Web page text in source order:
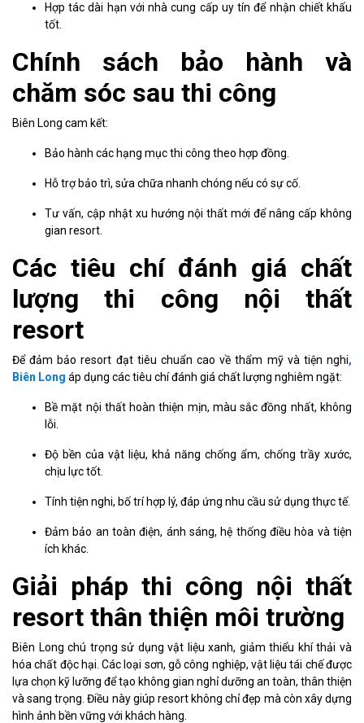
Hợp tác dài hạn với nhà cung cấp uy tín để nhận chiết khấu
tốt.
Chính sách bảo hành và
chăm sóc sau thi công
Biên Long cam kết:
Bảo hành các hạng mục thi công theo hợp đồng.
Hỗ trợ bảo trì, sửa chữa nhanh chóng nếu có sự cố.
Tư vấn, cập nhật xu hướng nội thất mới để nâng cấp không
gian resort.
Các tiêu chí đánh giá chất
lượng thi công nội thất
resort
Để đảm bảo resort đạt tiêu chuẩn cao về thẩm mỹ và tiện nghi,
Biên Long áp dụng các tiêu chí đánh giá chất lượng nghiêm ngặt:
Bề mặt nội thất hoàn thiện mịn, màu sắc đồng nhất, không
lỗi.
Độ bền của vật liệu, khả năng chống ẩm, chống trầy xước,
chịu lực tốt.
Tính tiện nghi, bố trí hợp lý, đáp ứng nhu cầu sử dụng thực tế.
Đảm bảo an toàn điện, ánh sáng, hệ thống điều hòa và tiện
ích khác.
Giải pháp thi công nội thất
resort thân thiện môi trường
Biên Long chú trọng sử dụng vật liệu xanh, giảm thiểu khí thải và
hóa chất độc hại. Các loại sơn, gỗ công nghiệp, vật liệu tái chế được
lựa chọn kỹ lưỡng để tạo không gian nghỉ dưỡng an toàn, thân thiện
và sang trọng. Điều này giúp resort không chỉ đẹp mà còn xây dựng
hình ảnh bền vững với khách hàng.